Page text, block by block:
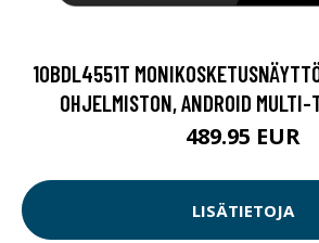
10BDL4551T
OHJELMISTON, ANDROID MULTI-
489.95 EUR
LISÄTIETOJA